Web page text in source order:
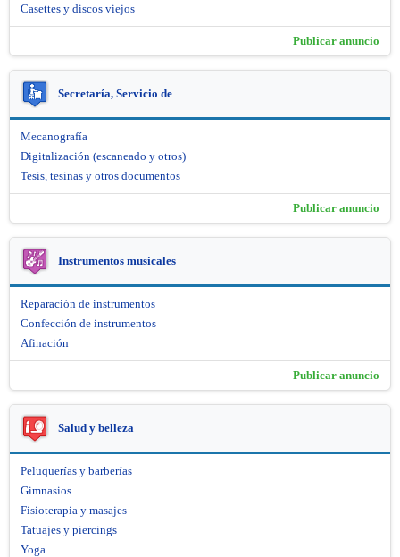
Casettes y discos viejos
Publicar anuncio
Secretaría, Servicio de
Mecanografía
Digitalización (escaneado y otros)
Tesis, tesinas y otros documentos
Publicar anuncio
Instrumentos musicales
Reparación de instrumentos
Confección de instrumentos
Afinación
Publicar anuncio
Salud y belleza
Peluquerías y barberías
Gimnasios
Fisioterapia y masajes
Tatuajes y piercings
Yoga